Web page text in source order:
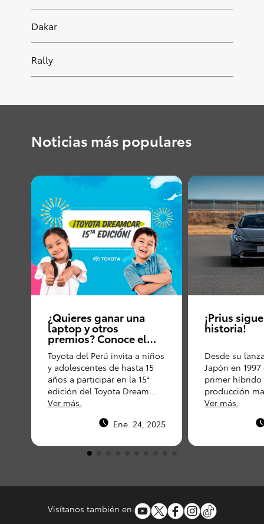
Dakar
Rally
Noticias más populares
¿Quieres ganar una
laptop y otros
premios? Conoce el
concurso de dibujo
que promueve Toyota
del Perú
Toyota del Perú invita a niños
y adolescentes de hasta 15
años a participar en la 15ª
edición del Toyota Dream
Car, un concurso que premia
sobre el futuro de la
Ver más.
Ene. 24, 2025
¡Prius
historia!
Desde su
Japón en
primer híbrido
producción
Prius ha sido
Ver más.
Visítanos también en: